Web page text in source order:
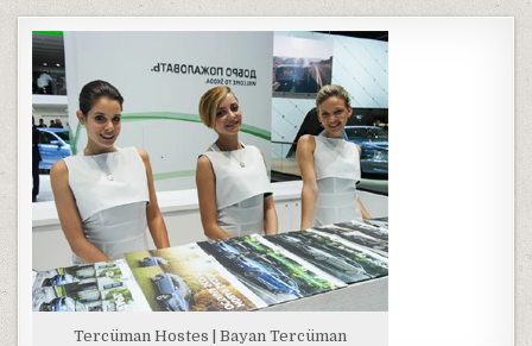
Tercüman Hostes | Bayan Tercüman